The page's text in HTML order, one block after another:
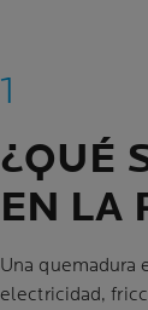
¿QUÉ
EN LA
Una quemadura
electricidad,